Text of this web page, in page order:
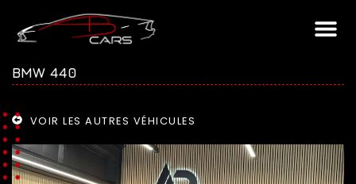
BMW 440
VOIR LES AUTRES VÉHICULES